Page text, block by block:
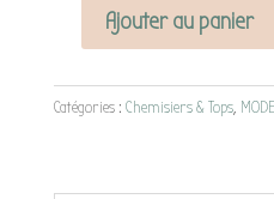
Chemisier
fleurs
Ajouter au panier
Catégories : Chemisiers & Tops, MODE